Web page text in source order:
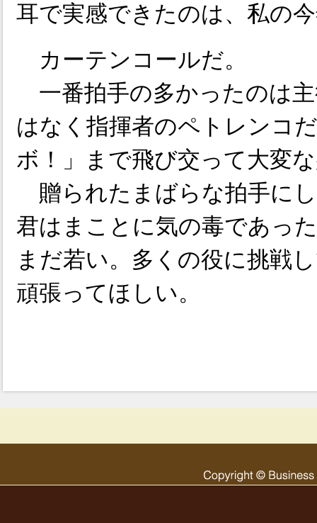
耳で実感できたのは、私の
カーテンコールだ。
一番拍手の多かったのは
はなく指揮者のペトレンコ
ボ！」まで飛び交って大変
贈られたまばらな拍手に
君はまことに気の毒であっ
まだ若い。多くの役に挑戦
頑張ってほしい。